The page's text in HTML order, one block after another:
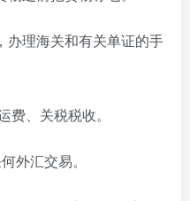
办理海关和有关单证的手
费、关税税收。
外汇交易。